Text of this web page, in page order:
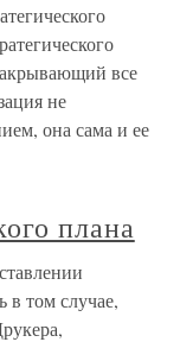
все
не
она сама и ее
плана
в том случае,